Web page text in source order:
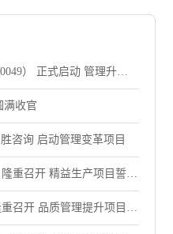
） 正式启动 管理升级&
满收官
咨询 启动管理变革项目
重召开 精益生产项目誓师
召开 品质管理提升项目启